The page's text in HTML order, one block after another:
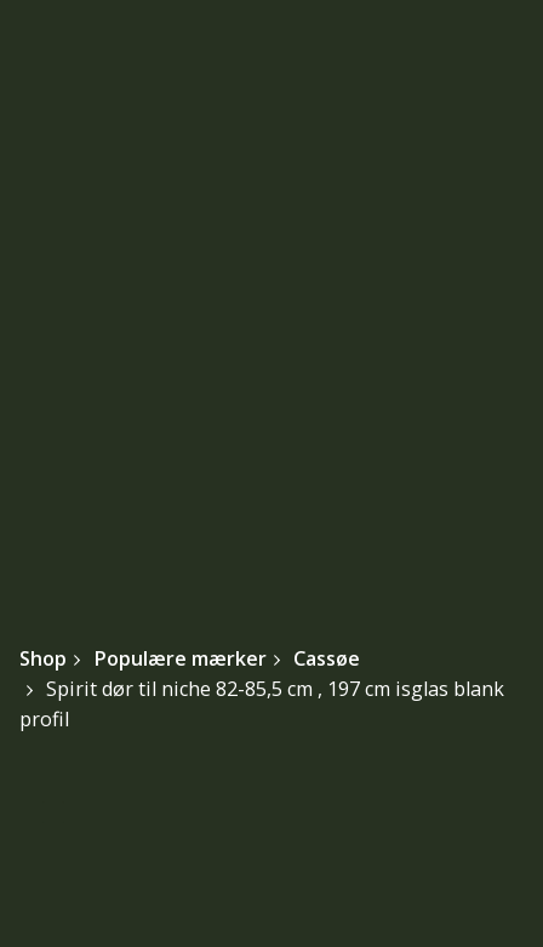
Shop Populære mærker
Cassøe
Spirit dør til niche 82-85,5 cm , 197 cm isglas blank
profil